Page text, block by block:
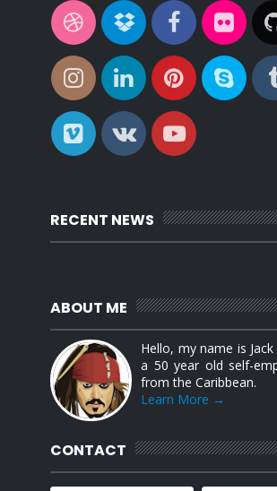
RECENT NEWS
ABOUT ME
Hello, my name is
a 50 year old self-
from the Caribbean.
Learn More →
CONTACT